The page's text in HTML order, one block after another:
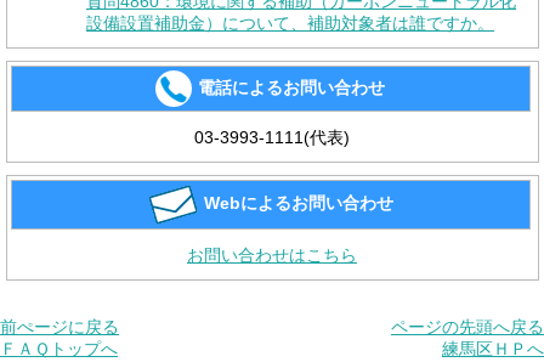
設備設置補助金）について、補助対象者は誰ですか。
電話によるお問い合わせ
03-3993-1111(代表)
Webによるお問い合わせ
お問い合わせはこちら
前ぺージに戻る
ページの先頭へ戻る
ＦＡＱトップへ
練馬区ＨＰへ